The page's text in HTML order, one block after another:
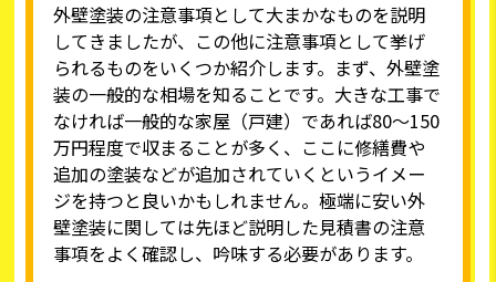
外壁塗装の注意事項として大まかなものを説明
してきましたが、この他に注意事項として挙げ
られるものをいくつか紹介します。まず、外壁塗
装の一般的な相場を知ることです。大きな工事で
なければ一般的な家屋（戸建）であれば80～150
万円程度で収まることが多く、ここに修繕費や
追加の塗装などが追加されていくというイメー
ジを持つと良いかもしれません。極端に安い外
壁塗装に関しては先ほど説明した見積書の注意
事項をよく確認し、吟味する必要があります。